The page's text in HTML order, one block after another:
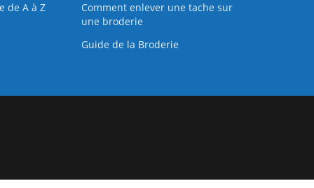
de A à Z
Comment enlever une tache sur
une broderie
Guide de la Broderie